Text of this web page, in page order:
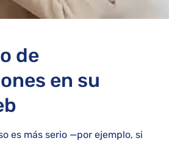
de
en su
es más serio —por ejemplo, si